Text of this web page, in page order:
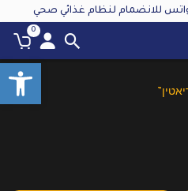
للانضمام لنظام غذائي صحي
0